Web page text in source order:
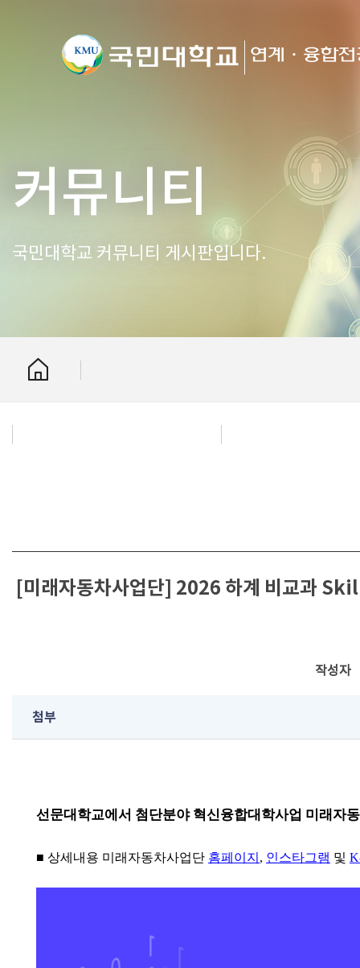
커뮤니티
국민대학교 커뮤니티 게시판입니다.
[미래자동차사업단] 2026 하계 비교과
작성자
첨부
선문대학교에서 첨단분야 혁신융합대학사업 미래자
■ 상세내용 미래자동차사업단 홈페이지 , 인스타그램 및